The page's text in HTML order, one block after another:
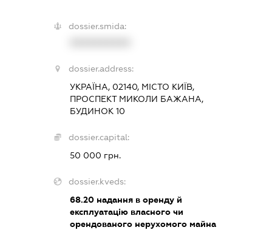
dossier.smida:
dossier.address:
УКРАЇНА, 02140, МІСТО КИЇВ,
ПРОСПЕКТ МИКОЛИ БАЖАНА,
БУДИНОК 10
dossier.capital:
50 000 грн.
dossier.kveds:
68.20 надання в оренду й
експлуатацію власного чи
орендованого нерухомого майна